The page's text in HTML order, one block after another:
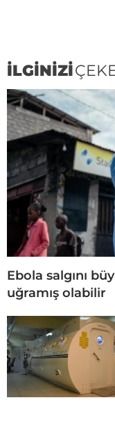
İLGİNİZİ
Ebola salgını
uğramış olabilir